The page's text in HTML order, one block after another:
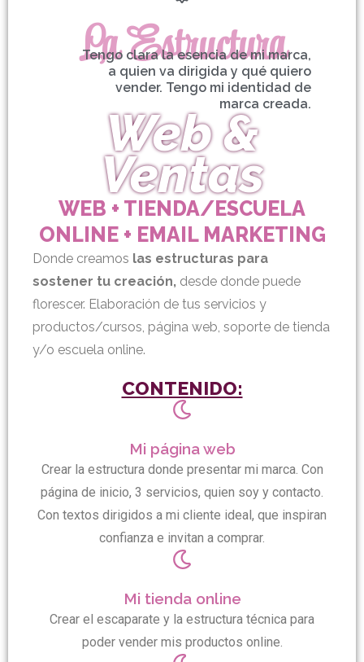
La Estructura
Tengo clara la esencia de mi marca,
a quien va dirigida y qué quiero
vender. Tengo mi identidad de
marca creada.
Web &
Ventas
WEB + TIENDA/ESCUELA
ONLINE + EMAIL MARKETING
Donde creamos las estructuras para
sostener tu creación, desde donde puede
florescer. Elaboración de tus servicios y
productos/cursos, página web, soporte de tienda
y/o escuela online.
CONTENIDO:
Mi página web
Crear la estructura donde presentar mi marca. Con
página de inicio, 3 servicios, quien soy y contacto.
Con textos dirigidos a mi cliente ideal, que inspiran
confianza e invitan a comprar.
Mi tienda online
Crear el escaparate y la estructura técnica para
poder vender mis productos online.